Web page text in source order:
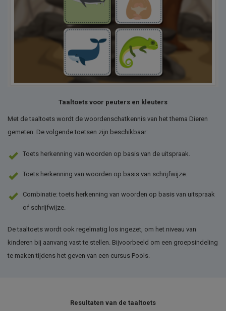
Taaltoets voor peuters en kleuters
Met de taaltoets wordt de woordenschatkennis van het thema Dieren
gemeten. De volgende toetsen zijn beschikbaar:
Toets herkenning van woorden op basis van de uitspraak.
Toets herkenning van woorden op basis van schrijfwijze.
Combinatie: toets herkenning van woorden op basis van uitspraak
of schrijfwijze.
De taaltoets wordt ook regelmatig los ingezet, om het niveau van
kinderen bij aanvang vast te stellen. Bijvoorbeeld om een groepsindeling
te maken tijdens het geven van een cursus Pools.
Resultaten van de taaltoets